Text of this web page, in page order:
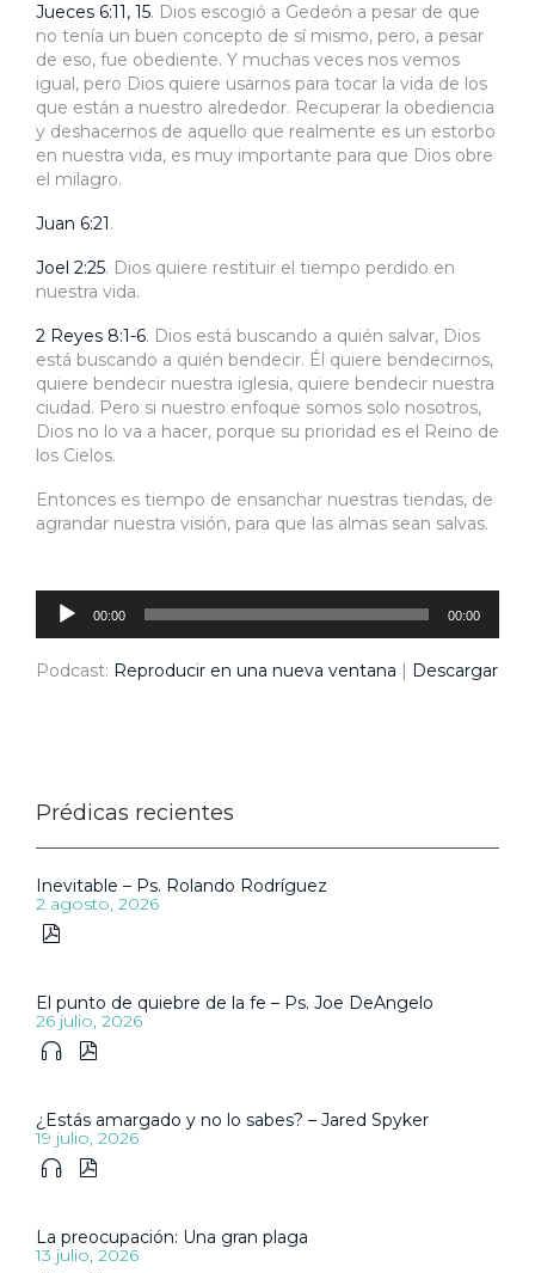
Jueces 6:11, 15. Dios escogió a Gedeón a pesar de que
no tenía un buen concepto de sí mismo, pero, a pesar
de eso, fue obediente. Y muchas veces nos vemos
igual, pero Dios quiere usarnos para tocar la vida de los
que están a nuestro alrededor. Recuperar la obediencia
y deshacernos de aquello que realmente es un estorbo
en nuestra vida, es muy importante para que Dios obre
el milagro.
Juan 6:21.
Joel 2:25. Dios quiere restituir el tiempo perdido en
nuestra vida.
2 Reyes 8:1-6. Dios está buscando a quién salvar, Dios
está buscando a quién bendecir. Él quiere bendecirnos,
quiere bendecir nuestra iglesia, quiere bendecir nuestra
ciudad. Pero si nuestro enfoque somos solo nosotros,
Dios no lo va a hacer, porque su prioridad es el Reino de
los Cielos.
Entonces es tiempo de ensanchar nuestras tiendas, de
agrandar nuestra visión, para que las almas sean salvas.
Reproductor
audio 00:00 00:00
Podcast: Reproducir en una nueva ventana | Descargar
Prédicas recientes
Inevitable – Ps. Rolando Rodríguez
2 agosto, 2026

El punto de quiebre de la fe – Ps. Joe DeAngelo
26 julio, 2026
 
¿Estás amargado y no lo sabes? – Jared Spyker
19 julio, 2026
 
La preocupación: Una gran plaga
13 julio, 2026